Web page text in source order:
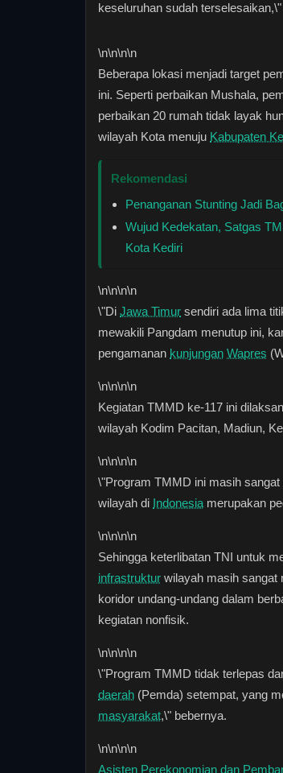
keseluruhan sudah
\n\n\n\n
Beberapa lokasi menjadi target
ini. Seperti perbaikan Mushala,
perbaikan 20 rumah tidak layak
wilayah Kota menuju Kabupaten
Rekomendasi
Penanganan Stunting Jadi
Wujud Kedekatan, Satgas
Kota Kediri
\n\n\n\n
\"Di Jawa Timur sendiri ada lima
mewakili Pangdam menutup ini,
pengamanan kunjungan Wapres
\n\n\n\n
Kegiatan TMMD ke-117 ini
wilayah Kodim Pacitan, Madiun,
\n\n\n\n
\"Program TMMD ini masih
wilayah di Indonesia merupakan
\n\n\n\n
Sehingga keterlibatan TNI untuk
infrastruktur wilayah masih sangat
koridor undang-undang dalam
kegiatan nonfisik.
\n\n\n\n
\"Program TMMD tidak terlepas
daerah (Pemda) setempat, yang
masyarakat,\" bebernya.
\n\n\n\n
Asisten Perekonomian dan